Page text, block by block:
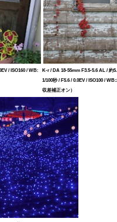
/ ISO160 / WB:
K-r / DA 18-55mm F3.5-5.6 AL / 約
1/100秒 / F5.6 / 0.0EV / ISO100 /
収差補正オン）